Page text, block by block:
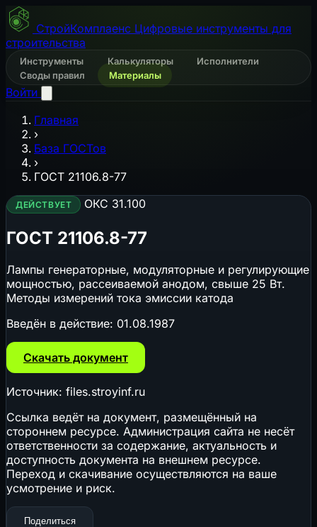
СтройКомплаенс Цифровые инструменты для
строительства
Инструменты Калькуляторы
Исполнители
Своды правил
Материалы
Войти
Главная
›
База ГОСТов
›
ГОСТ 21106.8-77
ДЕЙСТВУЕТ ОКС 31.100
ГОСТ 21106.8-77
Лампы генераторные, модуляторные и регулирующие
мощностью, рассеиваемой анодом, свыше 25 Вт.
Методы измерений тока эмиссии катода
Введён в действие: 01.08.1987
Скачать документ
Источник: files.stroyinf.ru
Ссылка ведёт на документ, размещённый на
стороннем ресурсе. Администрация сайта не несёт
ответственности за содержание, актуальность и
доступность документа на внешнем ресурсе.
Переход и скачивание осуществляются на ваше
усмотрение и риск.
Поделиться